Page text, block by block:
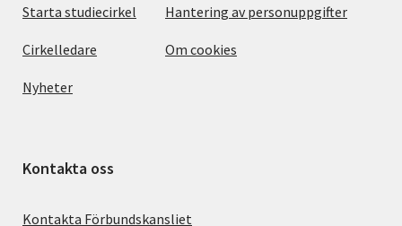
Starta studiecirkel
Cirkelledare
Nyheter
Hantering av personuppgifter
Om cookies
Kontakta oss
Kontakta Förbundskansliet